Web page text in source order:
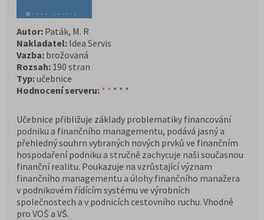
Autor: Paták, M. R
Nakladatel: Idea Servis
Vazba: brožovaná
Rozsah: 190 stran
Typ:učebnice
Hodnocení serveru: * * * * *
Učebnice přibližuje základy problematiky financování
podniku a finančního managementu, podává jasný a
přehledný souhrn vybraných nových prvků ve finančním
hospodaření podniku a stručně zachycuje naši současnou
finanční realitu. Poukazuje na vzrůstající význam
finančního managementu a úlohy finančního manažera
v podnikovém řídícím systému ve výrobních
společnostech a v podnicích cestovního ruchu. Vhodné
pro VOŠ a VŠ.